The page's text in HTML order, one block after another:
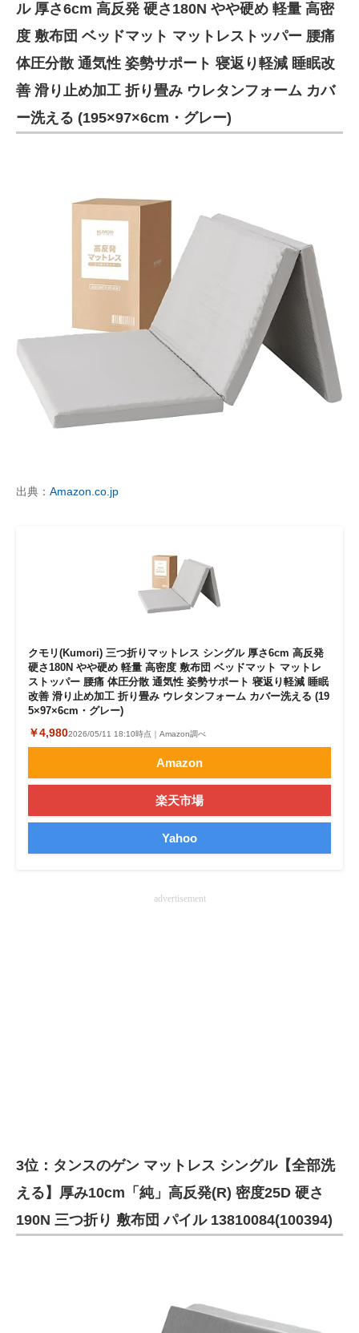
ル 厚さ6cm 高反発 硬さ180N やや硬め 軽量 高密
度 敷布団 ベッドマット マットレストッパー 腰痛
体圧分散 通気性 姿勢サポート 寝返り軽減 睡眠改
善 滑り止め加工 折り畳み ウレタンフォーム カバ
ー洗える (195×97×6cm・グレー)
出典： Amazon.co.jp
クモリ(Kumori) 三つ折りマットレス シングル 厚さ6cm 高反発
硬さ180N やや硬め 軽量 高密度 敷布団 ベッドマット マットレ
ストッパー 腰痛 体圧分散 通気性 姿勢サポート 寝返り軽減 睡眠
改善 滑り止め加工 折り畳み ウレタンフォーム カバー洗える (19
5×97×6cm・グレー)
￥4,9802026/05/11 18:10時点｜Amazon調べ
Amazon
楽天市場
Yahoo
advertisement
3位：タンスのゲン マットレス シングル【全部洗
える】厚み10cm「純」高反発(R) 密度25D 硬さ
190N 三つ折り 敷布団 パイル 13810084(100394)